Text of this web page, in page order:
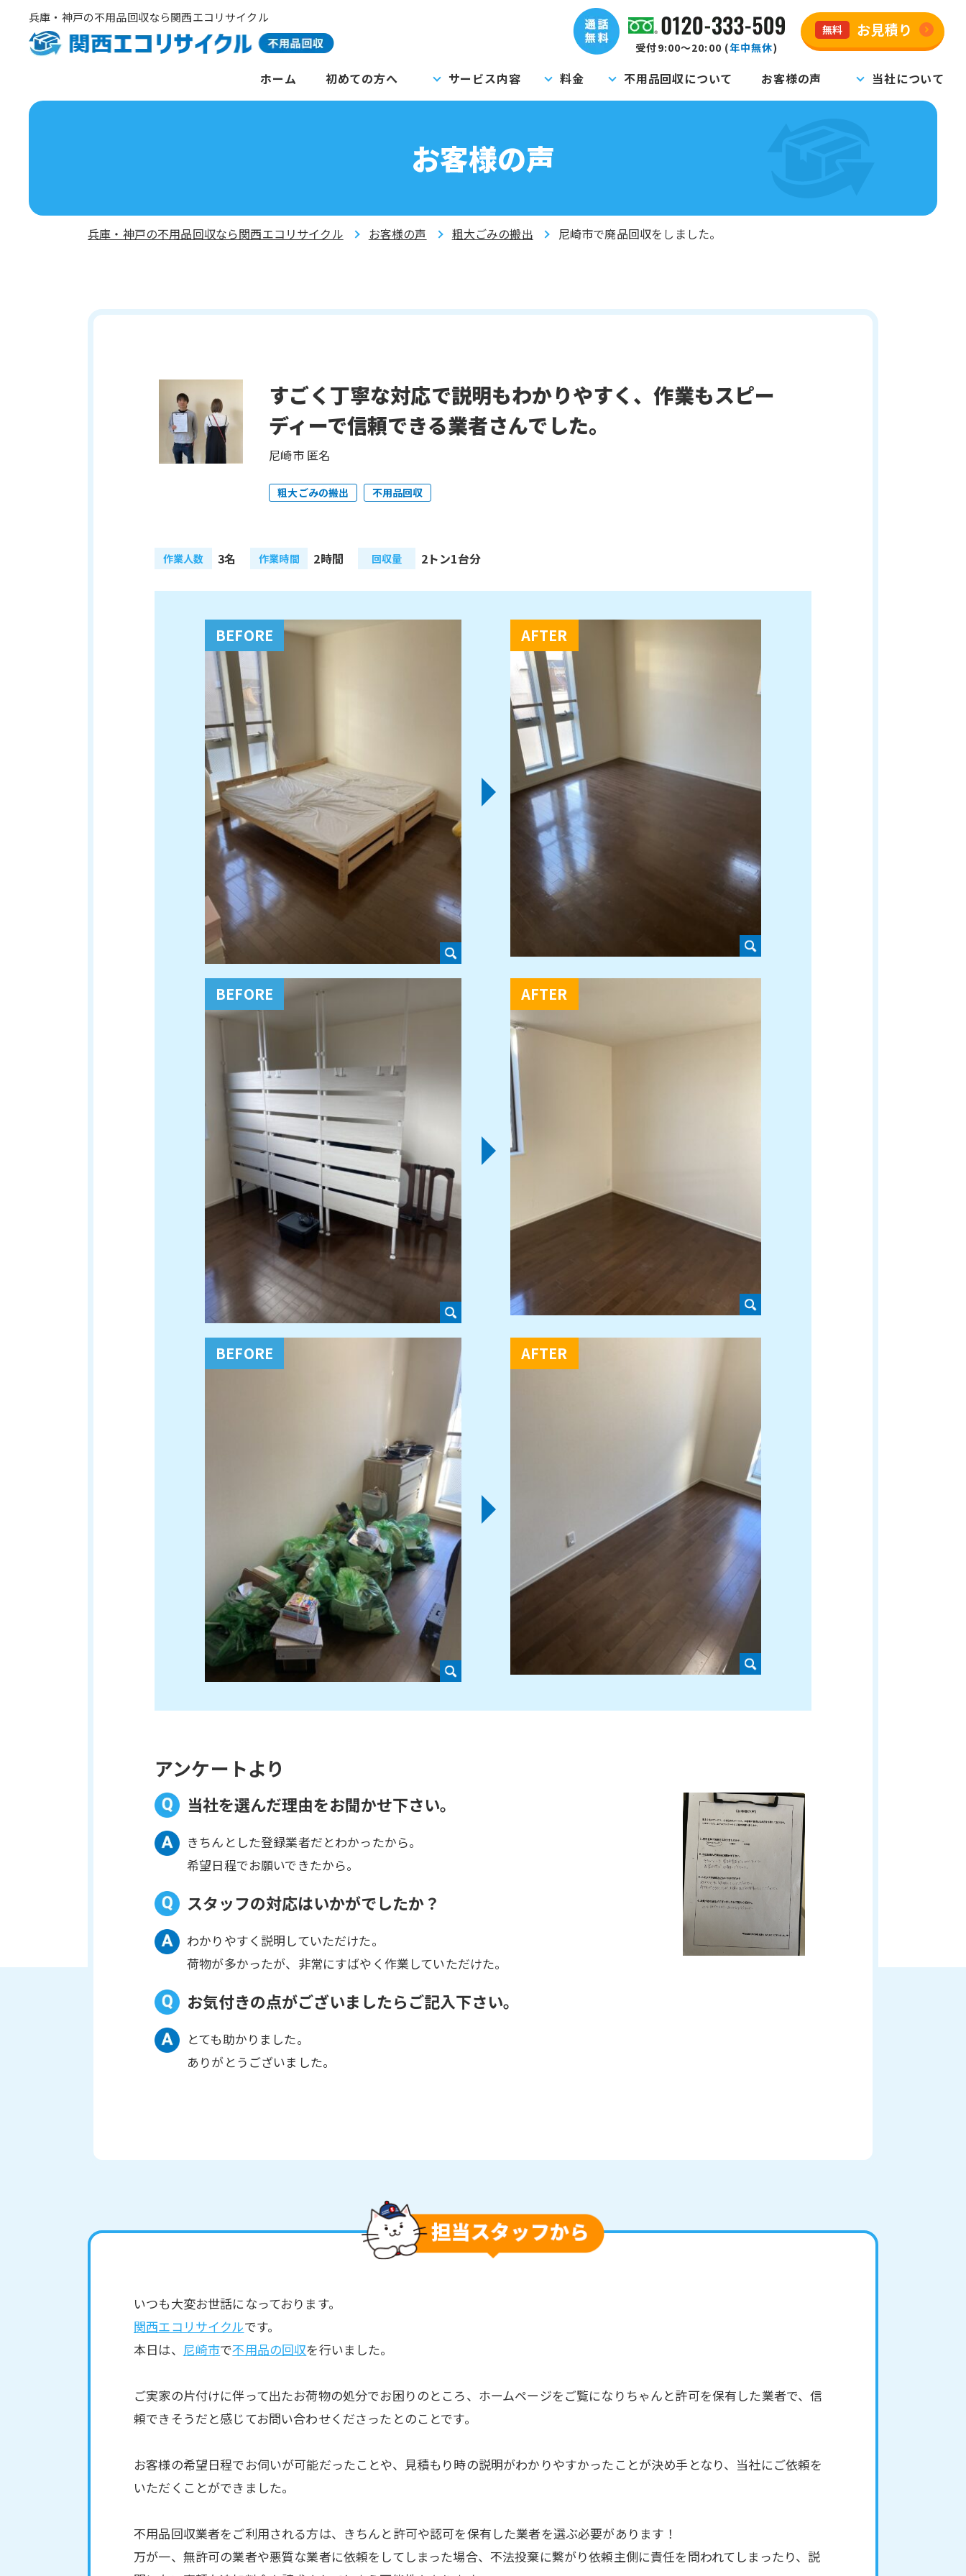
兵庫・神戸の不用品回収なら関西エコリサイクル
受付9:00～20:00 (年中無休)
無料 お見積り
ホーム 初めての方へ サービス内容 料金 不用品回収について お客様の声 当社について
お客様の声
兵庫・神戸の不用品回収なら関西エコリサイクル お客様の声 粗大ごみの搬出 尼崎市で廃品回収をしました。
すごく丁寧な対応で説明もわかりやすく、作業もスピー
ディーで信頼できる業者さんでした。
尼崎市 匿名
粗大ごみの搬出 不用品回収
作業人数 3名 作業時間 2時間 回収量 2トン1台分
アンケートより
当社を選んだ理由をお聞かせ下さい。
きちんとした登録業者だとわかったから。
希望日程でお願いできたから。
スタッフの対応はいかがでしたか？
わかりやすく説明していただけた。
荷物が多かったが、非常にすばやく作業していただけた。
お気付きの点がございましたらご記入下さい。
とても助かりました。
ありがとうございました。
いつも大変お世話になっております。
関西エコリサイクルです。
本日は、 尼崎市で不用品の回収を行いました。
ご実家の片付けに伴って出たお荷物の処分でお困りのところ、ホームページをご覧になりちゃんと許可を保有した業者で、信
頼できそうだと感じてお問い合わせくださったとのことです。
お客様の希望日程でお伺いが可能だったことや、見積もり時の説明がわかりやすかったことが決め手となり、当社にご依頼を
いただくことができました。
不用品回収業者をご利用される方は、きちんと許可や認可を保有した業者を選ぶ必要があります！
万が一、無許可の業者や悪質な業者に依頼をしてしまった場合、不法投棄に繋がり依頼主側に責任を問われてしまったり、説